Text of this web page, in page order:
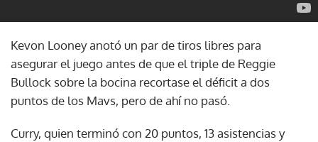
Kevon Looney anotó un par de tiros libres para
asegurar el juego antes de que el triple de Reggie
Bullock sobre la bocina recortase el déficit a dos
puntos de los Mavs, pero de ahí no pasó.
Curry, quien terminó con 20 puntos, 13 asistencias y